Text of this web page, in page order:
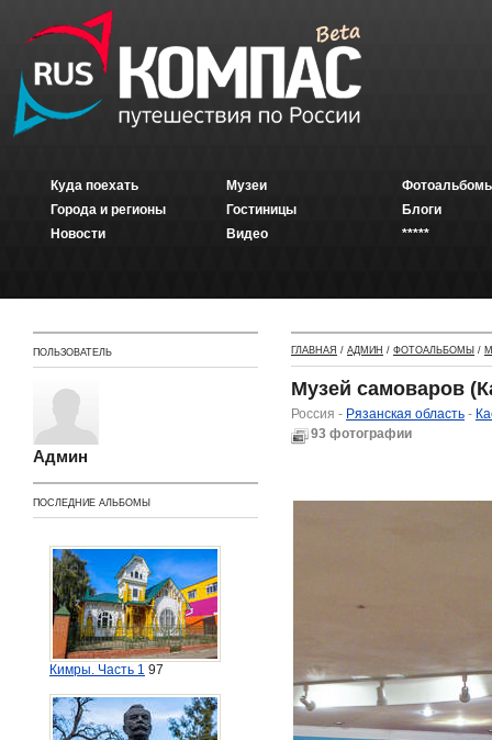
Куда поехать
Города и регионы
Новости
Музеи
Гостиницы
Видео
Блоги
*****
ПОЛЬЗОВАТЕЛЬ
Админ
ПОСЛЕДНИЕ АЛЬБОМЫ
Кимры. Часть 1 97
ГЛАВНАЯ / АДМИН / ФОТОАЛЬБОМЫ /
Музей самоваров
Россия - Рязанская область -
93 фотографии